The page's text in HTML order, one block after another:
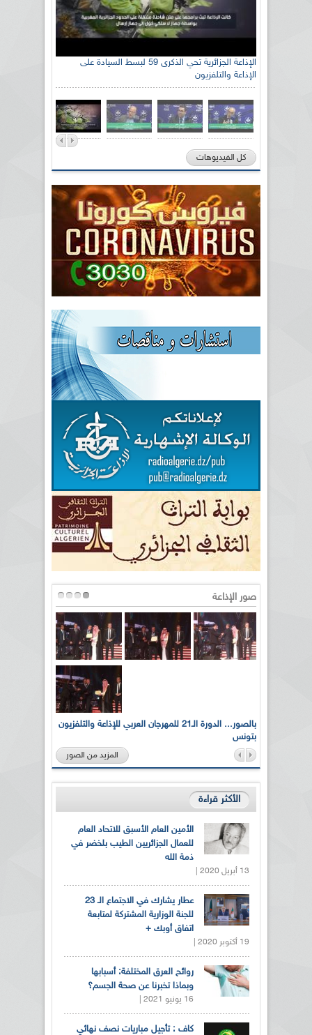
الإذاعة الجزائرية تحي الذكرى 59 لبسط السيادة على
الإذاعة والتلفزيون
كل الفيديوهات
صور الإذاعة
بالصور... الدورة الـ21 للمهرجان العربي للإذاعة والتلفزيون
بتونس
المزيد من الصور
الأكثر قراءة
الأمين العام الأسبق للاتحاد العام
للعمال الجزائريين الطيب بلخضر في
ذمة الله
13 أبريل 2020 |
عطار يشارك في الاجتماع الـ 23
للجنة الوزارية المشتركة لمتابعة
اتفاق أوبك +
19 أكتوبر 2020 |
روائح العرق المختلفة: أسبابها
وبماذا تخبرنا عن صحة الجسم؟
16 يونيو 2021 |
كاف : تأجيل مباريات نصف نهائي